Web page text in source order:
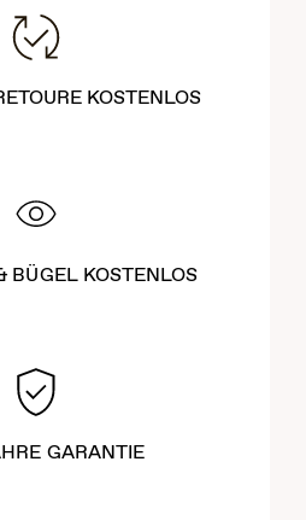
KOSTENLOS
BÜGEL KOSTENLOS
GARANTIE